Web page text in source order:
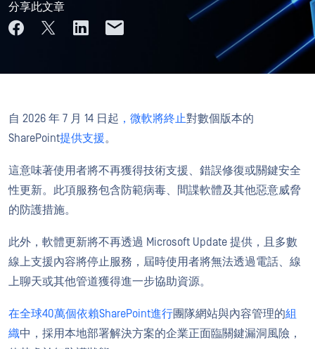
分享此文章
自 2026 年 7 月 14 日起 ，微軟將終止對數個版本的
SharePoint提供支援。
這意味著使用者將不再獲得技術支援、錯誤修復或關鍵安全
性更新。此項服務包含防範病毒、間諜軟體及其他惡意威脅
的防護措施。
此外，軟體更新將不再透過 Microsoft Update 提供，且多數
線上支援內容將停止服務，屆時使用者將無法透過電話、線
上聊天或其他管道獲得進一步協助資源。
在全球40萬個依賴SharePoint進行團隊網站與內容管理的組
織中，採用本地部署解決方案的企業正面臨關鍵漏洞風險，